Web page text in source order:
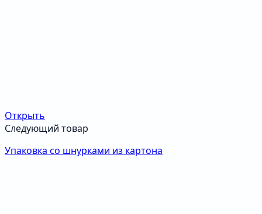
Открыть
Следующий товар
Упаковка со шнурками из картона